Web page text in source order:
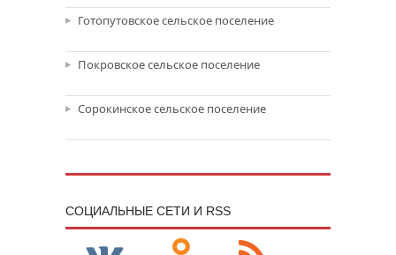
Готопутовское сельское поселение
Покровское сельское поселение
Сорокинское сельское поселение
CОЦИАЛЬНЫЕ СЕТИ И RSS